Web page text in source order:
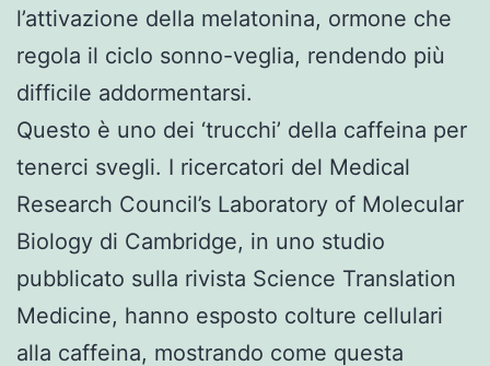
l’attivazione della melatonina, ormone che
regola il ciclo sonno-veglia, rendendo più
difficile addormentarsi.
Questo è uno dei ‘trucchi’ della caffeina per
tenerci svegli. I ricercatori del Medical
Research Council’s Laboratory of Molecular
Biology di Cambridge, in uno studio
pubblicato sulla rivista Science Translation
Medicine, hanno esposto colture cellulari
alla caffeina, mostrando come questa